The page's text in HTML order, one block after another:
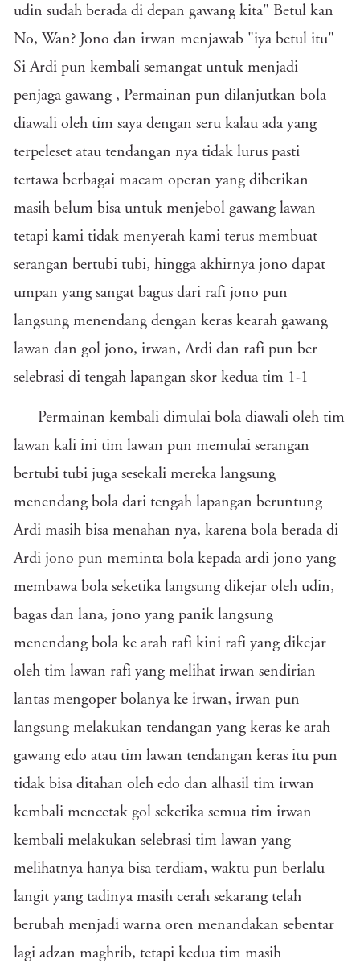
udin sudah berada di depan gawang kita" Betul kan
No, Wan? Jono dan irwan menjawab "iya betul itu"
Si Ardi pun kembali semangat untuk menjadi
penjaga gawang , Permainan pun dilanjutkan bola
diawali oleh tim saya dengan seru kalau ada yang
terpeleset atau tendangan nya tidak lurus pasti
tertawa berbagai macam operan yang diberikan
masih belum bisa untuk menjebol gawang lawan
tetapi kami tidak menyerah kami terus membuat
serangan bertubi tubi, hingga akhirnya jono dapat
umpan yang sangat bagus dari rafi jono pun
langsung menendang dengan keras kearah gawang
lawan dan gol jono, irwan, Ardi dan rafi pun ber
selebrasi di tengah lapangan skor kedua tim 1-1
Permainan kembali dimulai bola diawali oleh tim
lawan kali ini tim lawan pun memulai serangan
bertubi tubi juga sesekali mereka langsung
menendang bola dari tengah lapangan beruntung
Ardi masih bisa menahan nya, karena bola berada di
Ardi jono pun meminta bola kepada ardi jono yang
membawa bola seketika langsung dikejar oleh udin,
bagas dan lana, jono yang panik langsung
menendang bola ke arah rafi kini rafi yang dikejar
oleh tim lawan rafi yang melihat irwan sendirian
lantas mengoper bolanya ke irwan, irwan pun
langsung melakukan tendangan yang keras ke arah
gawang edo atau tim lawan tendangan keras itu pun
tidak bisa ditahan oleh edo dan alhasil tim irwan
kembali mencetak gol seketika semua tim irwan
kembali melakukan selebrasi tim lawan yang
melihatnya hanya bisa terdiam, waktu pun berlalu
langit yang tadinya masih cerah sekarang telah
berubah menjadi warna oren menandakan sebentar
lagi adzan maghrib, tetapi kedua tim masih